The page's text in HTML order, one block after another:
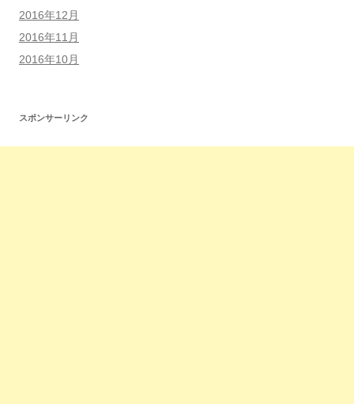
2016年12月
2016年11月
2016年10月
スポンサーリンク